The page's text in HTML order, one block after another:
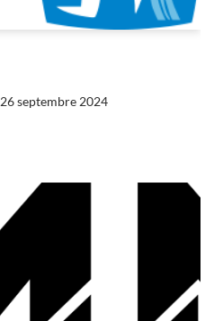
26 septembre 2024